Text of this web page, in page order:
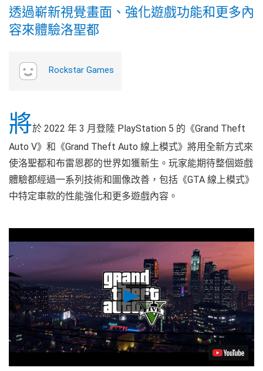
透過嶄新視覺畫面、強化遊戲功能和更多內
容來體驗洛聖都
Rockstar Games
將於 2022 年 3 月登陸 PlayStation 5 的《Grand Theft
Auto V》和《Grand Theft Auto 線上模式》將用全新方式來
使洛聖都和布雷恩郡的世界如獲新生。玩家能期待整個遊戲
體驗都經過一系列技術和圖像改善，包括《GTA 線上模式》
中特定車款的性能強化和更多遊戲內容。
Play
Video